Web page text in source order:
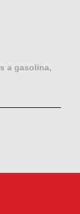
a gasolina,